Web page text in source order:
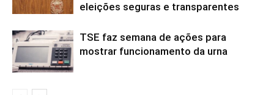
eleições seguras e transparentes
TSE faz semana de ações para
mostrar funcionamento da urna